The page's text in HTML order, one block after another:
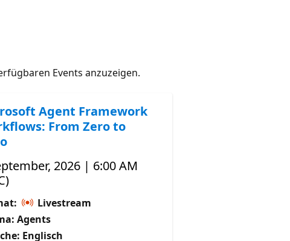
Events anzuzeigen.
Agent Framework
From Zero to
2026 | 6:00 AM
Livestream
Agents
Englisch